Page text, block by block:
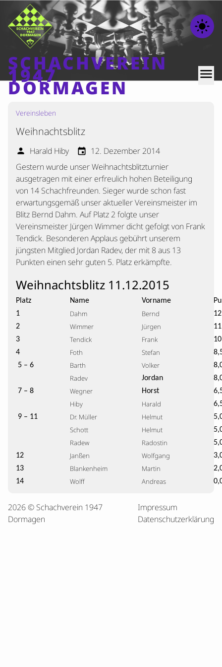
light_mode
SCHACHVEREIN
1947
DORMAGEN
menu
Home
Beiträge
Mannschaften
Ranglisten
Termine
Verschiedenes
Kontakt
Vereinsleben
Weihnachtsblitz
person Harald Hiby event 12. Dezember 2014
Gestern wurde unser Weihnachtsblitzturnier
ausgetragen mit einer erfreulich hohen Beteiligung
von 14 Schachfreunden. Sieger wurde schon fast
erwartungsgemäß unser aktueller Vereinsmeister im
Blitz Bernd Dahm. Auf Platz 2 folgte unser
Vereinsmeister Jürgen Wimmer dicht gefolgt von Frank
Tendick. Besonderen Applaus gebührt unserem
jüngsten Mitglied Jordan Radev, der mit 8 aus 13
Punkten einen sehr guten 5. Platz erkämpfte.
Weihnachtsblitz 11.12.2015
Platz Name Vorname
1
Dahm Bernd
2
Wimmer Jürgen
3
Tendick Frank
4
Foth Stefan
5 – 6
Barth Volker
Radev Jordan
7 – 8
Wegner Horst
Hiby Harald
9 – 11
Dr. Müller Helmut
Schott Helmut
Radew Radostin
12
Janßen Wolfgang
13
Blankenheim Martin
14
Wolff Andreas
2026 © Schachverein 1947
Dormagen
Impressum
Datenschutzerklärung